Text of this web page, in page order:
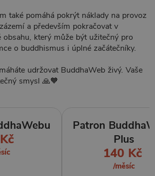
také pomáhá pokrýt náklady na provoz
a především pokračovat v
obsahu, který může být užitečný pro
o buddhismus i úplné začátečníky.
udržovat BuddhaWeb živý. Vaše
smysl 🙏🧡
Patron
Plus
140 Kč
/měsíc